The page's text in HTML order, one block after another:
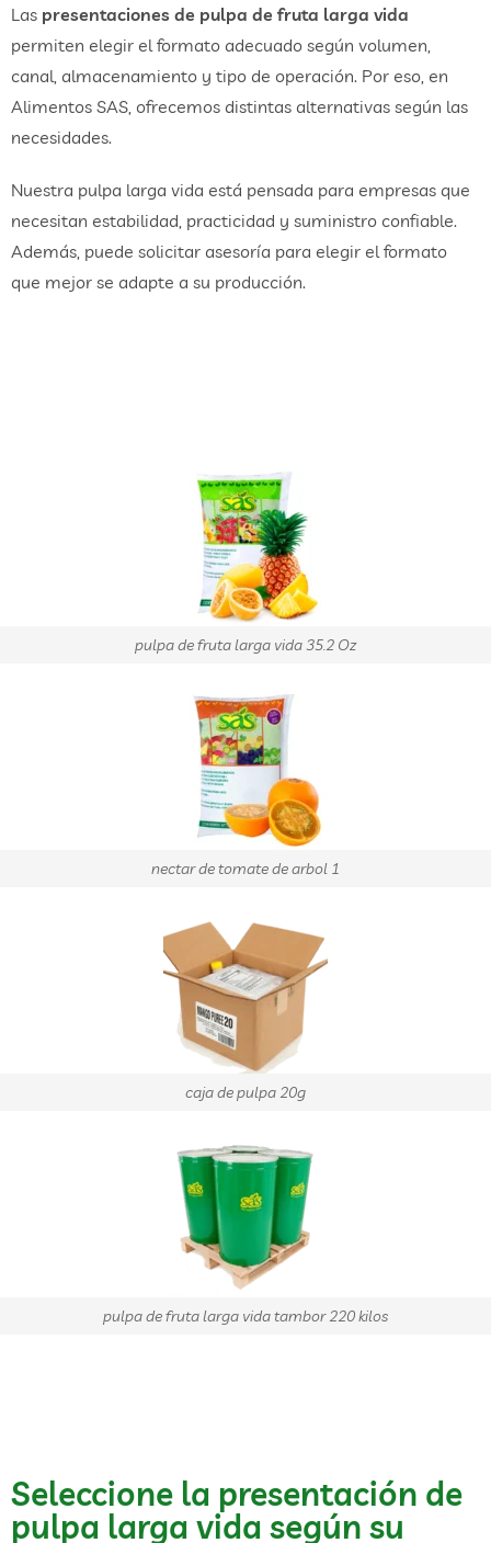
Las presentaciones de pulpa de fruta larga vida
permiten elegir el formato adecuado según volumen,
canal, almacenamiento y tipo de operación. Por eso, en
Alimentos SAS, ofrecemos distintas alternativas según las
necesidades.
Nuestra pulpa larga vida está pensada para empresas que
necesitan estabilidad, practicidad y suministro confiable.
Además, puede solicitar asesoría para elegir el formato
que mejor se adapte a su producción.
pulpa de fruta larga vida 35.2 Oz
nectar de tomate de arbol 1
caja de pulpa 20g
pulpa de fruta larga vida tambor 220 kilos
Seleccione la presentación de
pulpa larga vida según su